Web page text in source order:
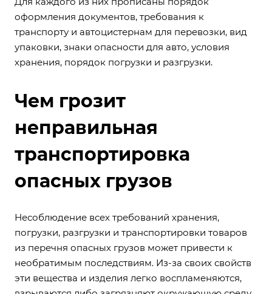
оформления документов, требования к
транспорту и автоцистернам для перевозки, вид
упаковки, знаки опасности для авто, условия
хранения, порядок погрузки и разгрузки.
Чем грозит
неправильная
транспортировка
опасных грузов
Несоблюдение всех требований хранения,
погрузки, разгрузки и транспортировки товаров
из перечня опасных грузов может привести к
необратимым последствиям. Из-за своих свойств
эти вещества и изделия легко воспламеняются,